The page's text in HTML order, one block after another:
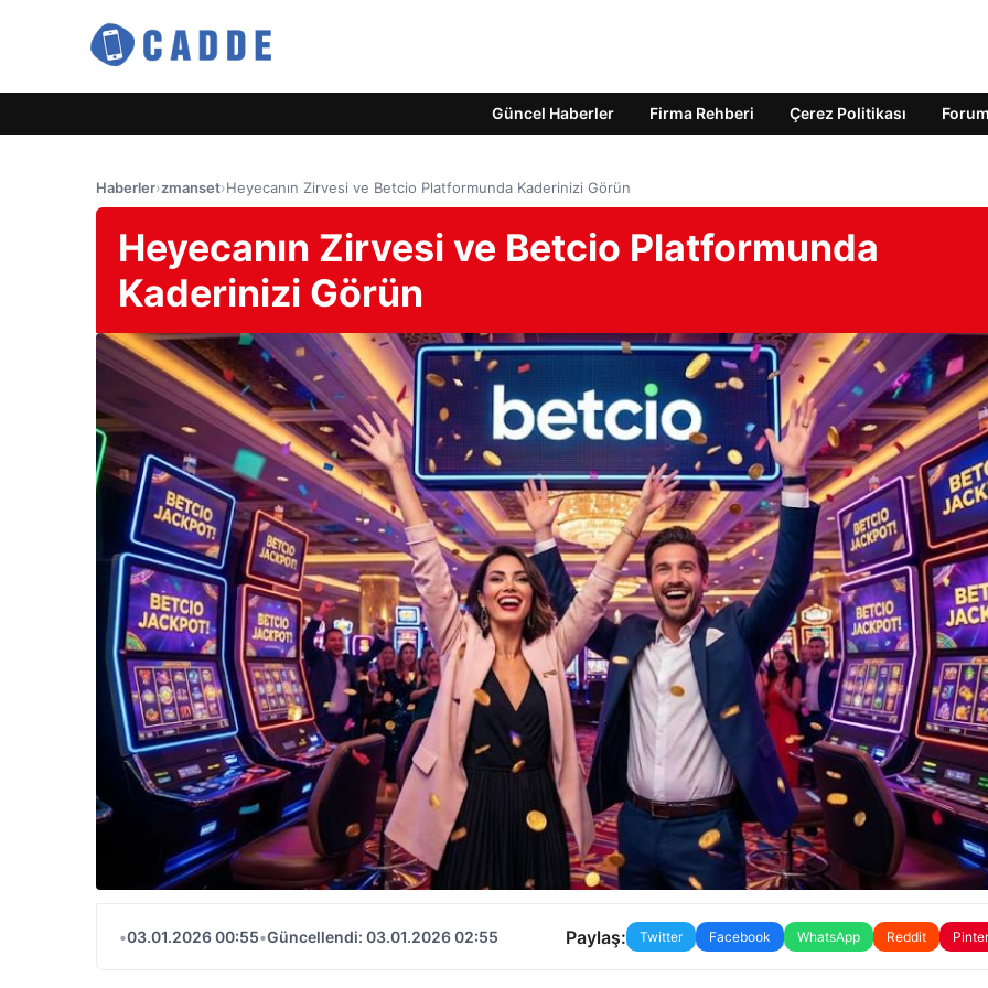
Güncel Haberler Firma Rehberi Çerez Politikası Forum
Haberler›zmanset›Heyecanın Zirvesi ve Betcio Platformunda Kaderinizi Görün
Heyecanın Zirvesi ve Betcio Platformunda
Kaderinizi Görün
•03.01.2026 00:55•Güncellendi: 03.01.2026 02:55 Paylaş: Twitter Facebook WhatsApp Reddit